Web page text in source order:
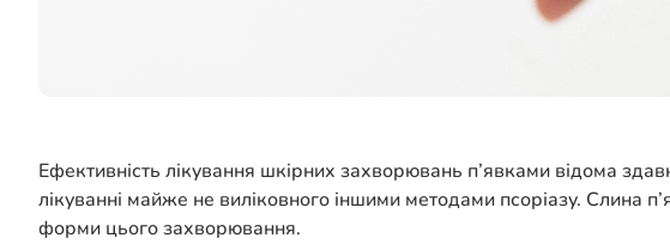
Ефективність лікування шкірних захворювань п’явками відома
лікуванні майже не виліковного іншими методами псоріазу. Слина
форми цього захворювання.